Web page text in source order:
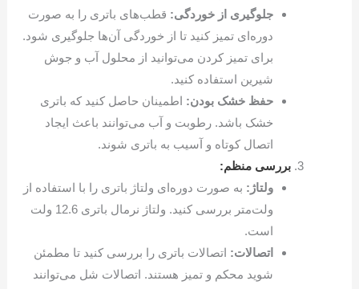
جلوگیری از خوردگی: قطب‌های باتری را به صورت
دوره‌ای تمیز کنید تا از خوردگی آن‌ها جلوگیری شود.
برای تمیز کردن می‌توانید از محلول آب و جوش
شیرین استفاده کنید.
حفظ خشک بودن: اطمینان حاصل کنید که باتری
خشک باشد. رطوبت و آب می‌توانند باعث ایجاد
اتصال کوتاه و آسیب به باتری شوند.
بررسی منظم:
ولتاژ: به صورت دوره‌ای ولتاژ باتری را با استفاده از
ولت‌متر بررسی کنید. ولتاژ نرمال باتری 12.6 ولت
است.
اتصالات: اتصالات باتری را بررسی کنید تا مطمئن
شوید محکم و تمیز هستند. اتصالات شل می‌توانند